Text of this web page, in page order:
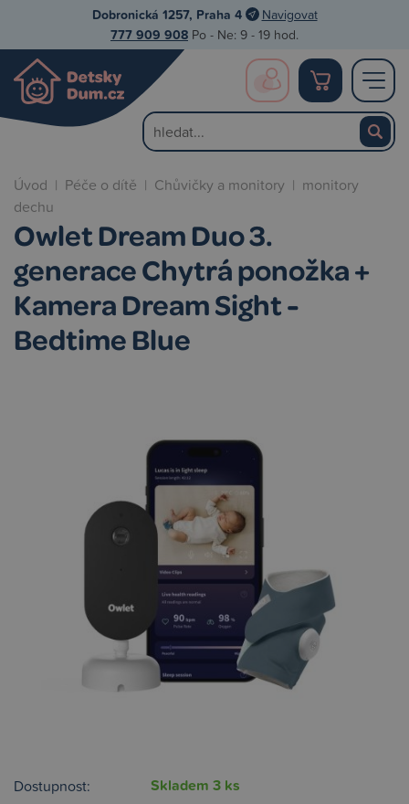
Dobronická 1257, Praha 4 Navigovat
777 909 908 Po - Ne: 9 - 19 hod.
Úvod | Péče o dítě | Chůvičky a monitory | monitory
dechu
Owlet Dream Duo 3.
generace Chytrá ponožka +
Kamera Dream Sight -
Bedtime Blue
Dostupnost: Skladem 3 ks